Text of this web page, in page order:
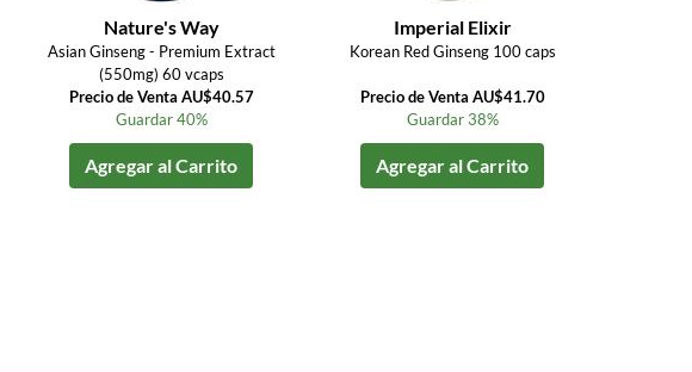
Nature's Way
Asian Ginseng - Premium Extract
(550mg) 60 vcaps
Precio de Venta AU$40.57
Guardar 40%
Agregar al Carrito
Imperial Elixir
Korean Red Ginseng 100 caps
Precio de Venta AU$41.70
Guardar 38%
Agregar al Carrito